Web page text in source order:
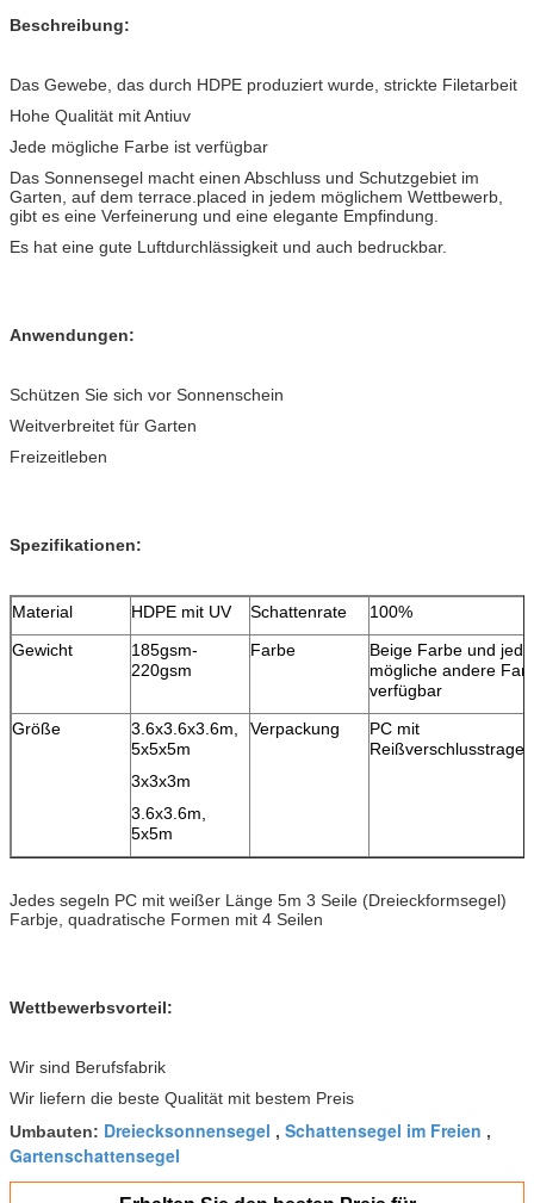
Beschreibung:
Das Gewebe, das durch HDPE produziert wurde, strickte Filetarbeit
Hohe Qualität mit Antiuv
Jede mögliche Farbe ist verfügbar
Das Sonnensegel macht einen Abschluss und Schutzgebiet im
Garten, auf dem terrace.placed in jedem möglichem Wettbewerb,
gibt es eine Verfeinerung und eine elegante Empfindung.
Es hat eine gute Luftdurchlässigkeit und auch bedruckbar.
Anwendungen:
Schützen Sie sich vor Sonnenschein
Weitverbreitet für Garten
Freizeitleben
Spezifikationen:
Material HDPE mit UV Schattenrate
100%
Gewicht
185gsm-
220gsm
Farbe
Beige Farbe und jede
mögliche andere
verfügbar
Größe
3.6x3.6x3.6m,
5x5x5m
3x3x3m
3.6x3.6m,
5x5m
Verpackung
PC mit
Jedes segeln PC mit weißer Länge 5m 3 Seile (Dreieckformsegel)
Farbje, quadratische Formen mit 4 Seilen
Wettbewerbsvorteil:
Wir sind Berufsfabrik
Wir liefern die beste Qualität mit bestem Preis
Umbauten: Dreiecksonnensegel , Schattensegel im Freien ,
Gartenschattensegel